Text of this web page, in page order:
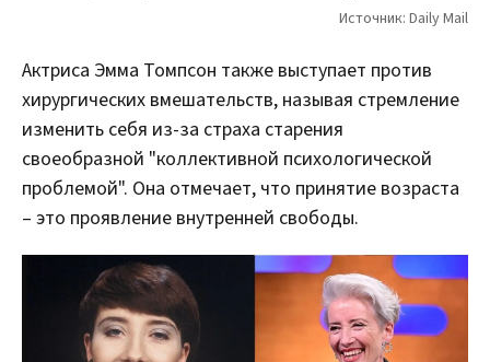
Актриса Эмма Томпсон также выступает против
хирургических вмешательств, называя стремление
изменить себя из-за страха старения
своеобразной "коллективной психологической
проблемой". Она отмечает, что принятие возраста
– это проявление внутренней свободы.